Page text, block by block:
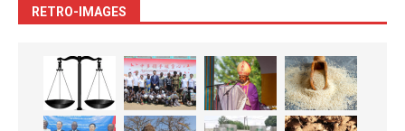
RETRO-IMAGES